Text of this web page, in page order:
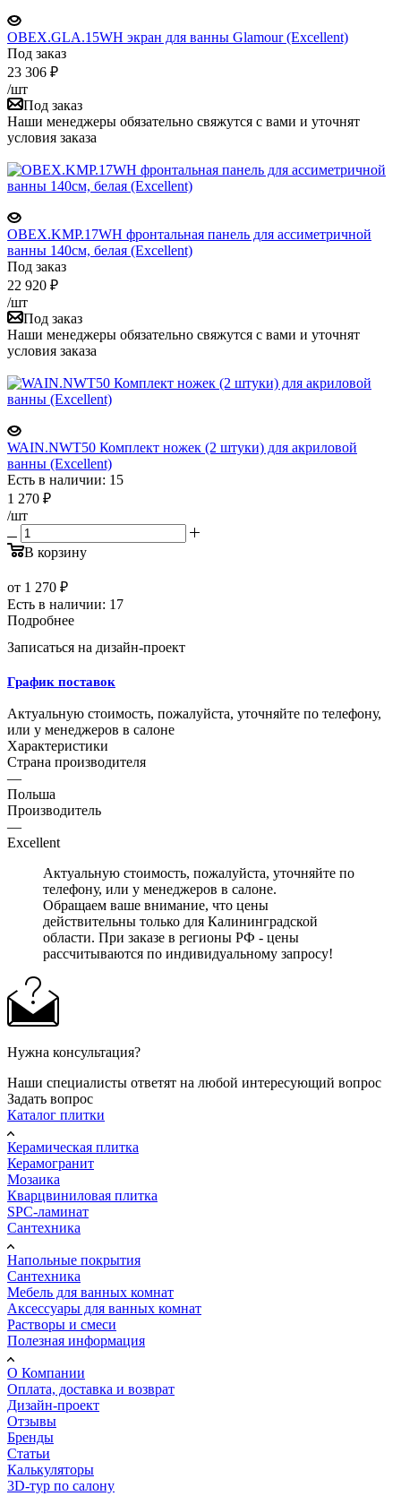
OBEX.GLA.15WH экран для ванны Glamour (Excellent)
Под заказ
23 306 ₽
/шт
Под заказ
Наши менеджеры обязательно свяжутся с вами и уточнят
условия заказа
OBEX.KMP.17WH фронтальная панель для ассиметричной
ванны 140см, белая (Excellent)
Под заказ
22 920 ₽
/шт
Под заказ
Наши менеджеры обязательно свяжутся с вами и уточнят
условия заказа
WAIN.NWT50 Комплект ножек (2 штуки) для акриловой
ванны (Excellent)
Есть в наличии: 15
1 270 ₽
/шт
В корзину
от 1 270 ₽
Есть в наличии: 17
Подробнее
Записаться на дизайн-проект
График поставок
Актуальную стоимость, пожалуйста, уточняйте по телефону,
или у менеджеров в салоне
Характеристики
Страна производителя
—
Польша
Производитель
—
Excellent
Актуальную стоимость, пожалуйста, уточняйте по
телефону, или у менеджеров в салоне.
Обращаем ваше внимание, что цены
действительны только для Калининградской
области. При заказе в регионы РФ - цены
рассчитываются по индивидуальному запросу!
Нужна консультация?
Наши специалисты ответят на любой интересующий вопрос
Задать вопрос
Каталог плитки
Керамическая плитка
Керамогранит
Мозаика
Кварцвиниловая плитка
SPC-ламинат
Сантехника
Напольные покрытия
Сантехника
Мебель для ванных комнат
Аксессуары для ванных комнат
Растворы и смеси
Полезная информация
О Компании
Оплата, доставка и возврат
Дизайн-проект
Отзывы
Бренды
Статьи
Калькуляторы
3D-тур по салону